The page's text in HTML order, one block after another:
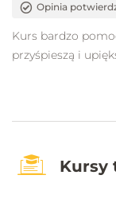
Opinia
Kurs bardzo
przyśpieszą i
Kursy